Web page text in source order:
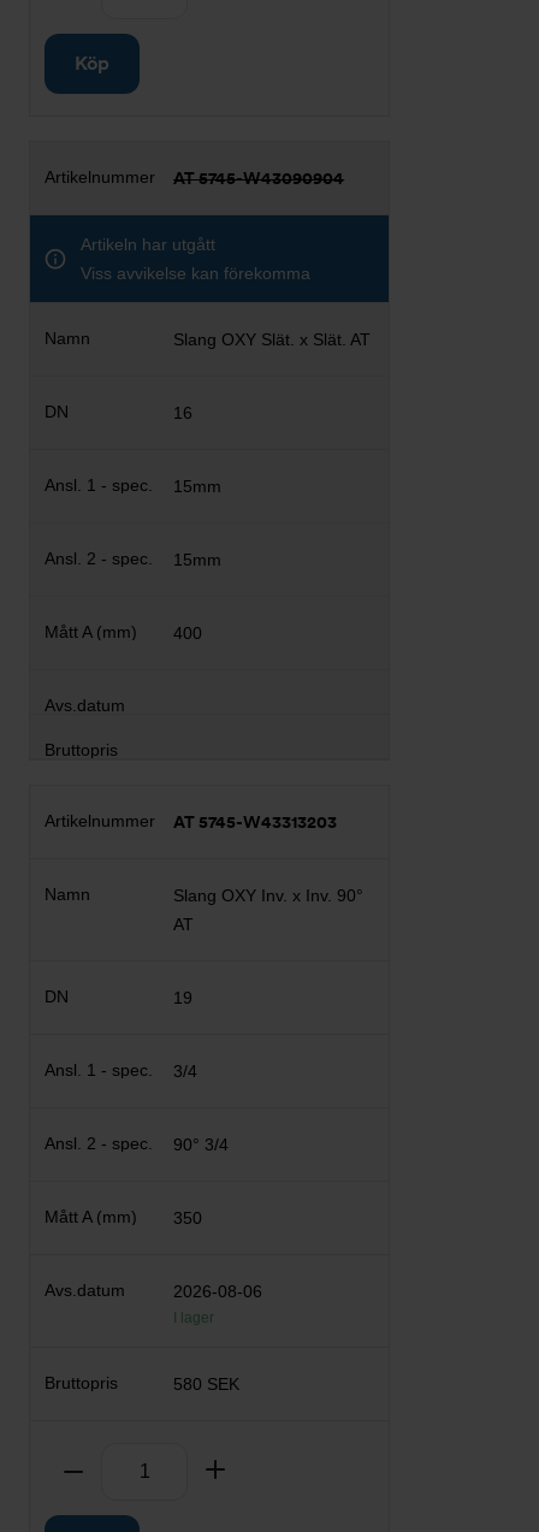
Köp
AT 5745-W43090904
Artikeln har utgått
Viss avvikelse kan förekomma
Slang OXY Slät. x Slät. AT
16
15mm
15mm
400
AT 5745-W43313203
Slang OXY Inv. x Inv. 90°
AT
19
3/4
90° 3/4
350
2026-08-06
I lager
580 SEK
Ta bort